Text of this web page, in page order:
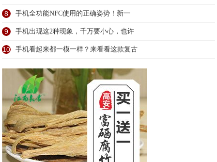
8 手机全功能NFC使用的正确姿势！新一
9 手机出现这2种现象，千万要小心，也许
10 手机看起来都一模一样？来看看这款复古